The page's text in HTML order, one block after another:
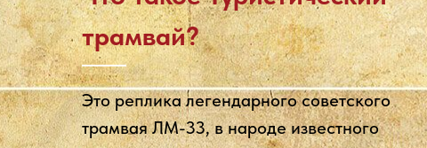
трамвай?
Это реплика легендарного советского
трамвая ЛМ-33, в народе известного